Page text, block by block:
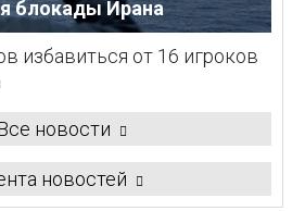
блокады Ирана
избавиться от 16 игроков
новости
новостей